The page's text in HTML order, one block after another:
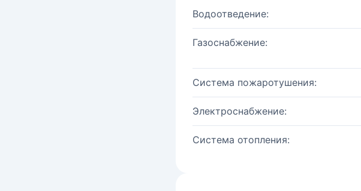
Водоотведение:
Газоснабжение:
Система пожаротушения:
Электроснабжение:
Система отопления: